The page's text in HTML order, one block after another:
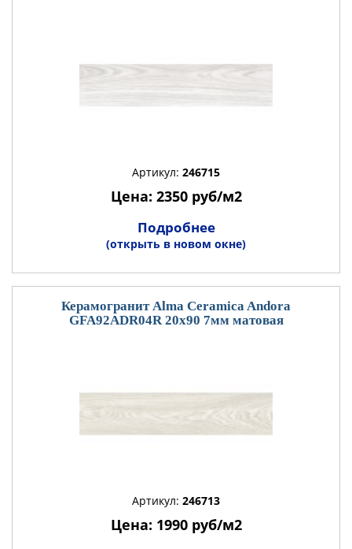
Артикул: 246715
Цена: 2350 руб/м2
Подробнее
(открыть в новом окне)
Керамогранит Alma Ceramica Andora
GFA92ADR04R 20x90 7мм матовая
Артикул: 246713
Цена: 1990 руб/м2